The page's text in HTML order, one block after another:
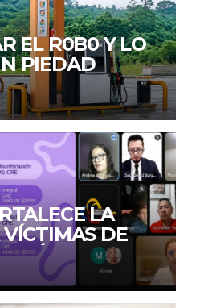
EL R0B0 Y LO
PIEDAD
LA
DE
GÉNERO